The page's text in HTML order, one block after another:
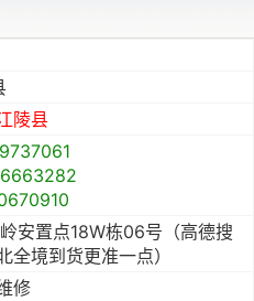
陵县
安置点18W栋06号（高德搜
全境到货更准一点）
修